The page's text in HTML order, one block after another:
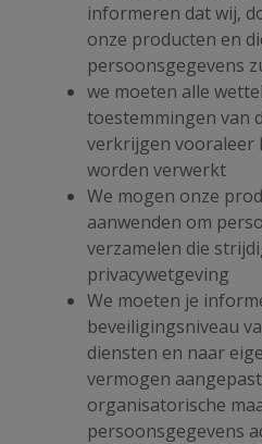
informeren dat wij,
onze producten en
persoonsgegevens
we moeten alle
toestemmingen van
verkrijgen vooraleer
worden verwerkt
We mogen onze
aanwenden om
verzamelen die
privacywetgeving
We moeten je
beveiligingsniveau
diensten en naar
vermogen
organisatorische
persoonsgegevens